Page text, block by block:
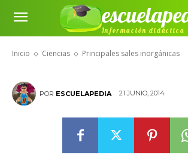
Información didáctica
Inicio Ciencias Principales sales inorgánicas
Principales sales
POR ESCUELAPEDIA 21 JUNIO, 2014